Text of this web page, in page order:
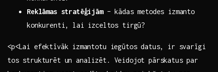
Reklāmas stratēģijām– kādas metodes izmanto
konkurenti, lai izceltos‍ tirgū?
<p<Lai efektīvāk ⁣izmantotu​ iegūtos datus, ir svarīgi
tos strukturēt un analizēt. Veidojot pārskatus par